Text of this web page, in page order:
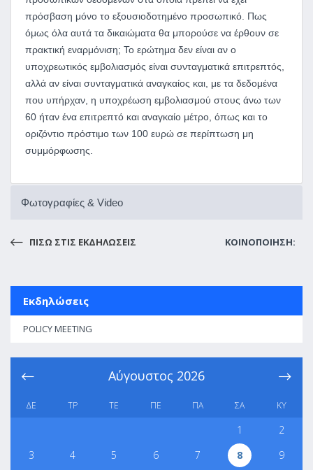
πρόσβαση μόνο το εξουσιοδοτημένο προσωπικό. Πως
όμως όλα αυτά τα δικαιώματα θα μπορούσε να έρθουν σε
πρακτική εναρμόνιση; Το ερώτημα δεν είναι αν ο
υποχρεωτικός εμβολιασμός είναι συνταγματικά επιτρεπτός,
αλλά αν είναι συνταγματικά αναγκαίος και, με τα δεδομένα
που υπήρχαν, η υποχρέωση εμβολιασμού στους άνω των
60 ήταν ένα επιτρεπτό και αναγκαίο μέτρο, όπως και το
οριζόντιο πρόστιμο των 100 ευρώ σε περίπτωση μη
συμμόρφωσης.
Φωτογραφίες & Video
ΠΙΣΩ ΣΤΙΣ ΕΚΔΗΛΩΣΕΙΣ ΚΟΙΝΟΠΟΙΗΣΗ:
Εκδηλώσεις
POLICY MEETING
Αύγουστος 2026
ΔΕ ΤΡ ΤΕ ΠΕ ΠΑ ΣΑ ΚΥ
1
2
3
4 5 6 7 8
9